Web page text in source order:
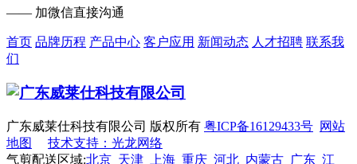
—— 加微信直接沟通
首页 品牌历程 产品中心 客户应用 新闻动态 人才招聘 联系我
们
广东威莱仕科技有限公司 版权所有 粤ICP备16129433号 网站
地图
技术支持：光龙网络
气剪配送区域:北京 天津 上海 重庆 河北 内蒙古 广东 江